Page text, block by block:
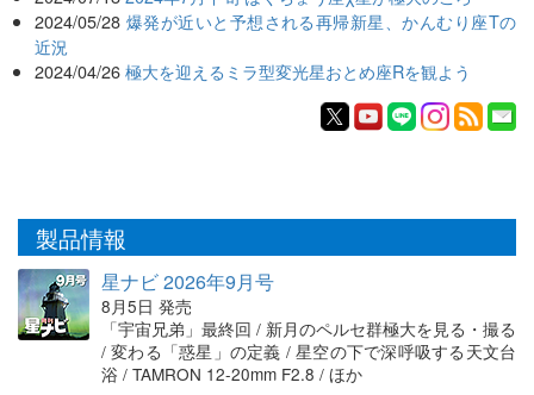
2024/05/28 爆発が近いと予想される再帰新星、かんむり座Tの
近況
2024/04/26 極大を迎えるミラ型変光星おとめ座Rを観よう
製品情報
星ナビ 2026年9月号
8月5日 発売
「宇宙兄弟」最終回 / 新月のペルセ群極大を見る・撮る
/ 変わる「惑星」の定義 / 星空の下で深呼吸する天文台
浴 / TAMRON 12-20mm F2.8 / ほか